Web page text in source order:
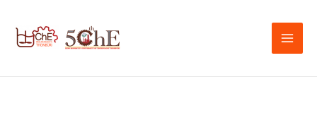
content